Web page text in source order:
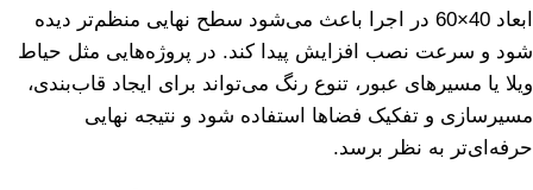
ابعاد 40×60 در اجرا باعث می‌شود سطح نهایی منظم‌تر دیده
شود و سرعت نصب افزایش پیدا کند. در پروژه‌هایی مثل حیاط
ویلا یا مسیرهای عبور، تنوع رنگ می‌تواند برای ایجاد قاب‌بندی،
مسیرسازی و تفکیک فضاها استفاده شود و نتیجه نهایی
حرفه‌ای‌تر به نظر برسد.